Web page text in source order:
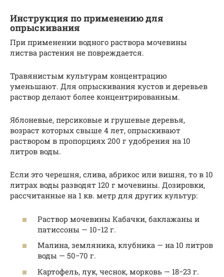
Инструкция по применению для
опрыскивания
При применении водного раствора мочевины
листва растения не повреждается.
Травянистым культурам концентрацию
уменьшают. Для опрыскивания кустов и деревьев
раствор делают более концентрированным.
Яблоневые, персиковые и грушевые деревья,
возраст которых свыше 4 лет, опрыскивают
раствором в пропорциях 200 г удобрения на 10
литров воды.
Если это черешня, слива, абрикос или вишня, то в 10
литрах воды разводят 120 г мочевины. Дозировки,
рассчитанные на 1 кв. метр для других культур:
Раствор мочевины Кабачки, баклажаны и
патиссоны — 10−12 г.
Малина, земляника, клубника — на 10 литров
воды — 50−70 г.
Картофель, лук, чеснок, морковь — 18−23 г.